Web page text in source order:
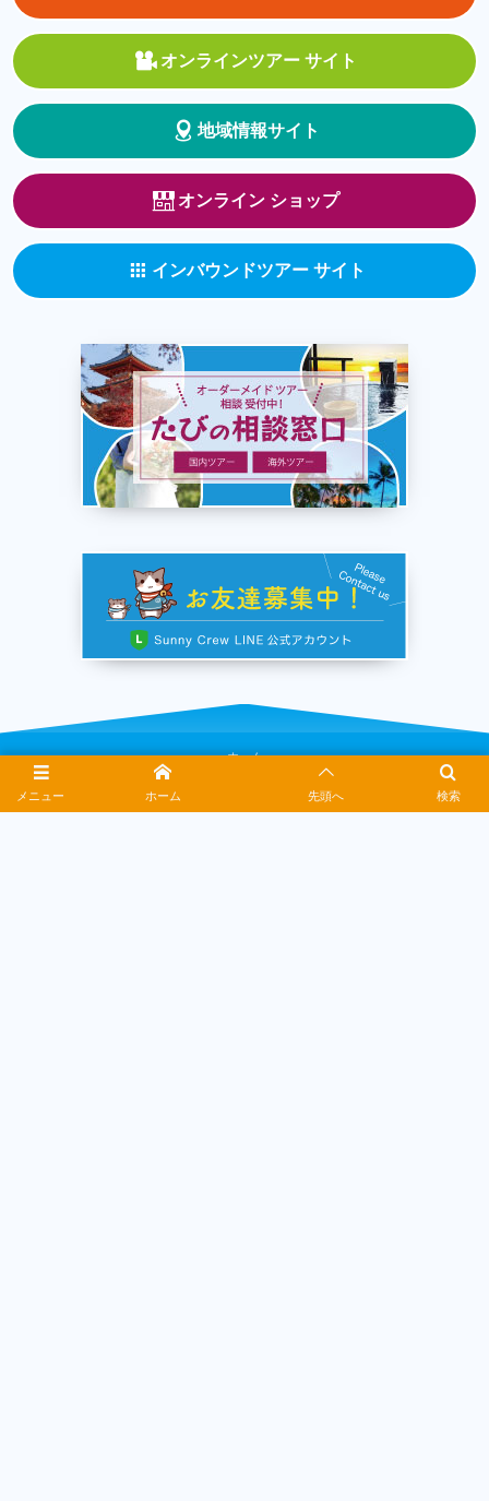
オンラインツアー サイト
地域情報サイト
オンライン ショップ
インバウンドツアー サイト
メニュー 検索
ホーム 先頭へ
ホーム